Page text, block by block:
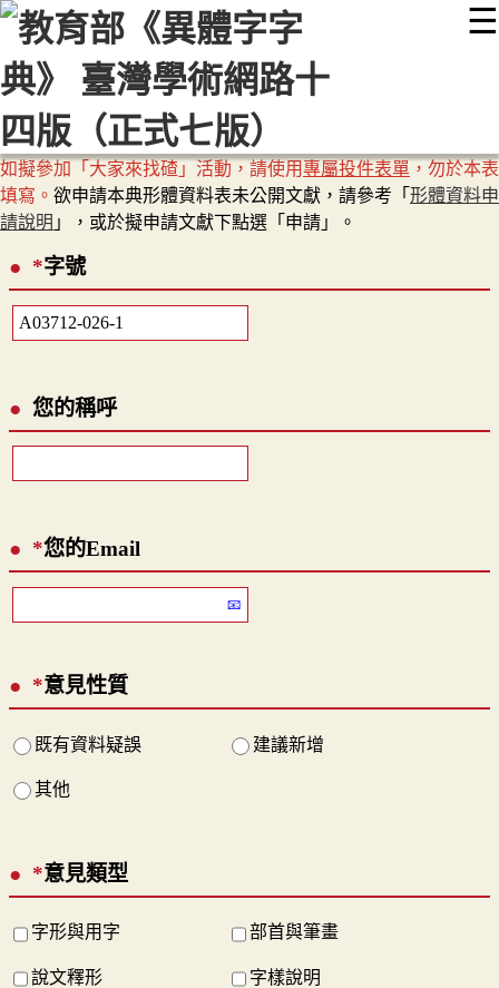
☰
::: 最新消息 常見問題 編輯說明
顯示模式
網站導覽
如擬參加「大家來找碴」活動，請使用專屬投件表單 ，勿於本表
填寫。 欲申請本典形體資料表未公開文獻，請參考「 形體資料申
請說明 」，或於擬申請文獻下點選「申請」。
*字號
您的稱呼
*您的Email
*意見性質
既有資料疑誤 建議新增
其他
*意見類型
字形與用字 部首與筆畫
說文釋形 字樣說明